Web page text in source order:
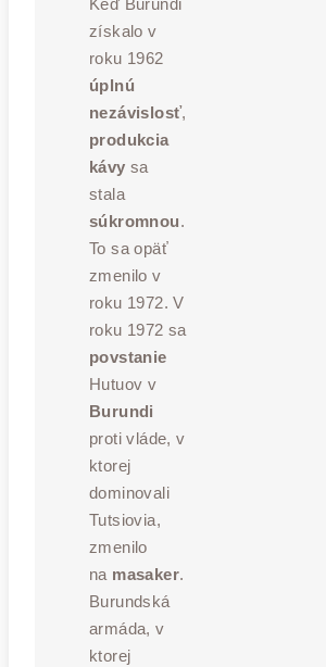
Keď Burundi
získalo v
roku 1962
úplnú
nezávislosť,
produkcia
kávy sa
stala
súkromnou.
To sa opäť
zmenilo v
roku 1972. V
roku 1972 sa
povstanie
Hutuov v
Burundi
proti vláde, v
ktorej
dominovali
Tutsiovia,
zmenilo
na masaker.
Burundská
armáda, v
ktorej